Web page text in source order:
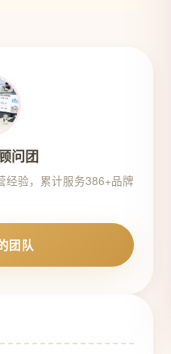
问团
经验，累计服务386+品牌
团队